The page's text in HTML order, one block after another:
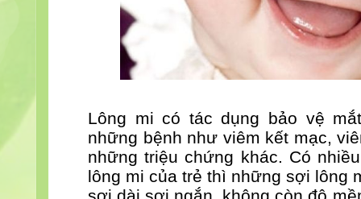
Lông mi có tác dụng bảo vệ
những bệnh như viêm kết mạc,
những triệu chứng khác. Có
lông mi của trẻ thì những sợi lông